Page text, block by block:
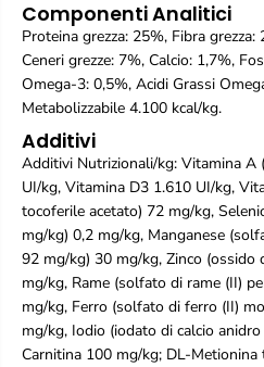
t
a
t
e
-
C
o
c
c
h
e
t
t
e
-
2
,
t
a
t
e
-
C
c
c
h
e
t
t
e
-
2
,
Componenti Analitici
Proteina grezza: 25%, Fibra grezza:
Ceneri grezze: 7%, Calcio: 1,7%,
Omega-3: 0,5%, Acidi Grassi
Metabolizzabile 4.100 kcal/kg.
Additivi
Additivi Nutrizionali/kg: Vitamina A
UI/kg, Vitamina D3 1.610 UI/kg,
tocoferile acetato) 72 mg/kg,
mg/kg) 0,2 mg/kg, Manganese
92 mg/kg) 30 mg/kg, Zinco (ossido
mg/kg, Rame (solfato di rame (II)
mg/kg, Ferro (solfato di ferro (II)
mg/kg, Iodio (iodato di calcio
Carnitina 100 mg/kg; DL-Metionina